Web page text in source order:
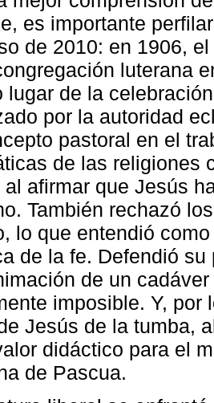
es importante
de 2010: en 1906,
luterana
lugar de la
por la autoridad
pastoral en el
de las religiones
al afirmar que Jesús
También rechazó
lo que entendió
de la fe. Defendió
de un
imposible. Y, por
Jesús de la tumba,
didáctico para el
de Pascua.